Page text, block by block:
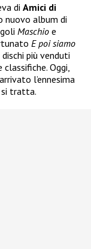
di Amici di
nuovo album di
Maschio e
E poi siamo
più venduti
Oggi,
l’ennesima
si tratta.